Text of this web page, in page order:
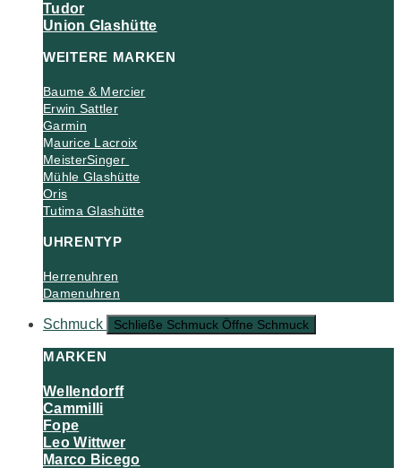
Tudor
Union Glashütte
WEITERE MARKEN
Baume & Mercier
Erwin Sattler
Garmin
Maurice Lacroix
MeisterSinger
Mühle Glashütte
Oris
Tutima Glashütte
UHRENTYP
Herrenuhren
Damenuhren
Schmuck Schließe Schmuck Öffne Schmuck
MARKEN
Wellendorff
Cammilli
Fope
Leo Wittwer
Marco Bicego